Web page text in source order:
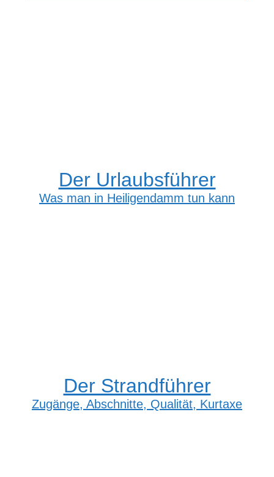
Der Urlaubsführer
Was man in Heiligendamm tun kann
Der Strandführer
Zugänge, Abschnitte, Qualität, Kurtaxe